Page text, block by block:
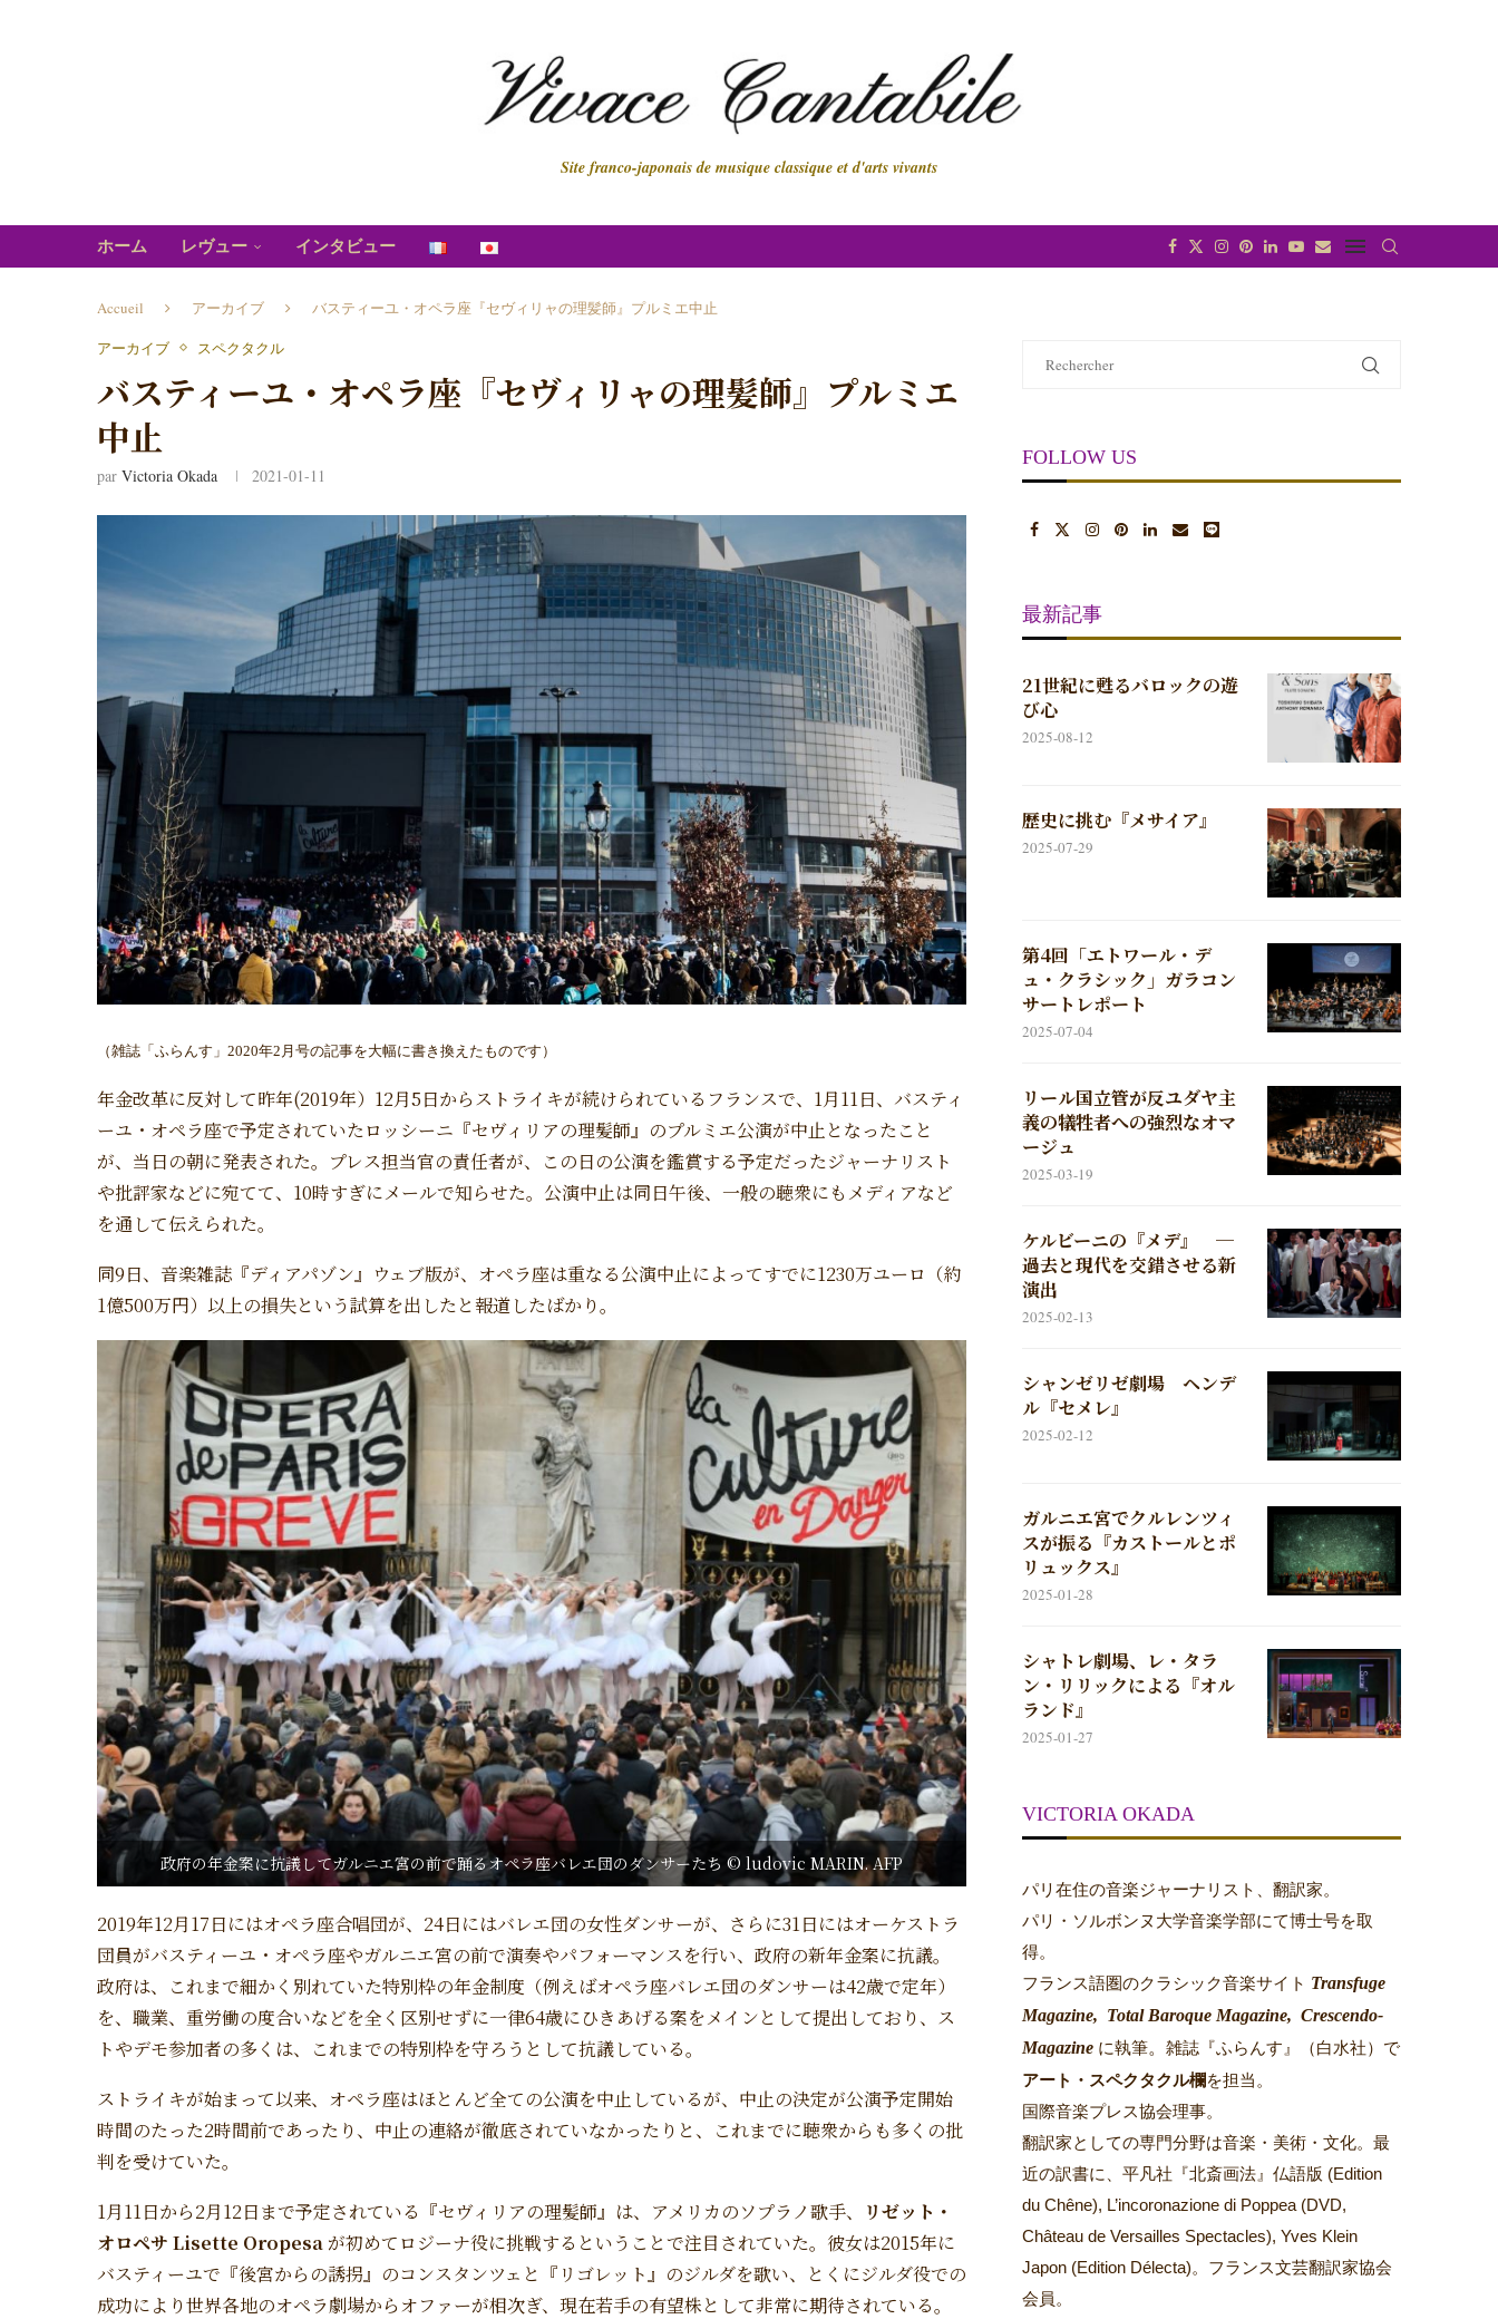
Site franco-japonais de musique classique et d'arts vivants
ホーム レヴュー インタビュー
Accueil アーカイブ
バスティーユ・オペラ座『セヴィリャの理髪師』プルミエ中止
アーカイブ
スペクタクル
バスティーユ・オペラ座『セヴィリャの理髪師』プルミエ
中止
par Victoria Okada 2021-01-11
（雑誌「ふらんす」 2020年2 月号の記事を大幅に書き換えたものです）
年金改革に反対して昨年(2019年）12月5日からストライキが続けられているフランスで、1月11日、バスティ
ーユ・オペラ座で予定されていたロッシーニ『セヴィリアの理髪師』のプルミエ公演が中止となったこと
が、当日の朝に発表された。プレス担当官の責任者が、この日の公演を鑑賞する予定だったジャーナリスト
や批評家などに宛てて、10時すぎにメールで知らせた。公演中止は同日午後、一般の聴衆にもメディアなど
を通して伝えられた。
同9日、音楽雑誌『ディアパゾン』ウェブ版が、オペラ座は重なる公演中止によってすでに1230万ユーロ（約
1億500万円）以上の損失という試算を出したと報道したばかり。
政府の年金案に抗議してガルニエ宮の前で踊るオペラ座バレエ団のダンサーたち © ludovic MARIN. AFP
2019年12月17日にはオペラ座合唱団が、24日にはバレエ団の女性ダンサーが、さらに31日にはオーケストラ
団員がバスティーユ・オペラ座やガルニエ宮の前で演奏やパフォーマンスを行い、政府の新年金案に抗議。
政府は、これまで細かく別れていた特別枠の年金制度（例えばオペラ座バレエ団のダンサーは42歳で定年）
を、職業、重労働の度合いなどを全く区別せずに一律64歳にひきあげる案をメインとして提出しており、ス
トやデモ参加者の多くは、これまでの特別枠を守ろうとして抗議している。
ストライキが始まって以来、オペラ座はほとんど全ての公演を中止しているが、中止の決定が公演予定開始
時間のたった2時間前であったり、中止の連絡が徹底されていなかったりと、これまでに聴衆からも多くの批
判を受けていた。
1月11日から2月12日まで予定されている『セヴィリアの理髪師』は、アメリカのソプラノ歌手、
リゼット・
オロペサ Lisette Oropesa が初めてロジーナ役に挑戦するということで注目されていた。彼女は2015年に
バスティーユで『後宮からの誘拐』のコンスタンツェと『リゴレット』のジルダを歌い、とくにジルダ役での
成功により世界各地のオペラ劇場からオファーが相次ぎ、現在若手の有望株として非常に期待されている。
FOLLOW US
最新記事
21世紀に甦るバロックの遊
び心
2025-08-12
歴史に挑む『メサイア』
2025-07-29
第4回「エトワール・デ
ュ・クラシック」ガラコン
サートレポート
2025-07-04
リール国立管が反ユダヤ主
義の犠牲者への強烈なオマ
ージュ
2025-03-19
ケルビーニの『メデ』 ─
過去と現代を交錯させる新
演出
2025-02-13
シャンゼリゼ劇場 ヘンデ
ル『セメレ』
2025-02-12
ガルニエ宮でクルレンツィ
スが振る『カストールとポ
リュックス』
2025-01-28
シャトレ劇場、レ・タラ
ン・リリックによる『オル
ランド』
2025-01-27
VICTORIA OKADA
パリ在住の音楽ジャーナリスト、翻訳家。
パリ・ソルボンヌ大学音楽学部にて博士号を取
得。
フランス語圏のクラシック音楽サイト Transfuge
Magazine, Total Baroque Magazine, Crescendo-
Magazine に執筆。 雑誌『ふらんす』（白水社）で
アート・スペクタクル欄を担当。
国際音楽プレス協会理事。
翻訳家としての専門分野は音楽・美術・文化。最
近の訳書に、平凡社『北斎画法』仏語版 (Edition
du Chêne), L’incoronazione di Poppea (DVD,
Château de Versailles Spectacles), Yves Klein
Japon (Edition Délecta)。フランス文芸翻訳家協会
会員。